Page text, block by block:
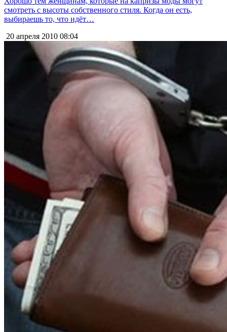
смотреть с высоты собственного стиля. Когда он есть,
выбираешь то, что идёт…
20 апреля 2010 08:04